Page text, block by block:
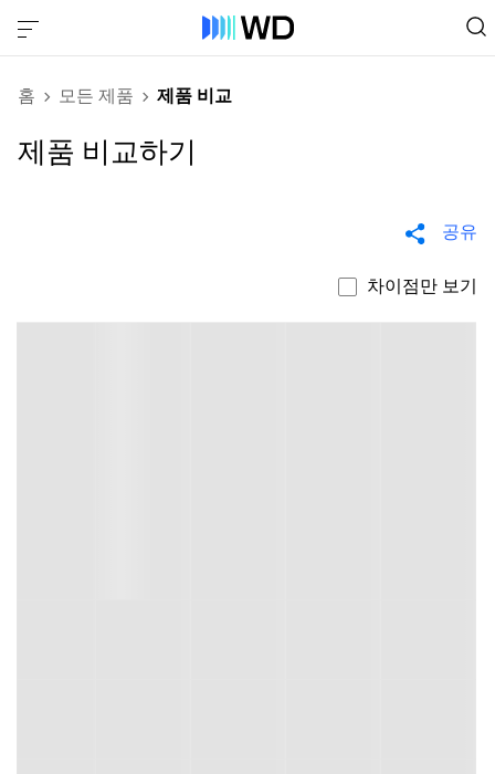
홈 모든 제품 제품 비교
제품 비교하기
공유
차이점만 보기